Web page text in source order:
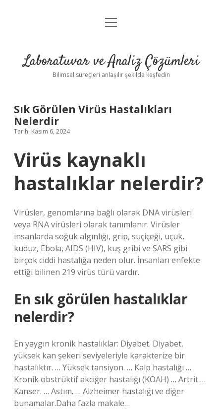
Anasayfa
Yasal Uyarı
menüyü
Laboratuvar ve Analiz Çözümleri
Bilimsel süreçleri anlaşılır şekilde keşfedin
Sık Görülen Virüs Hastalıkları
Nelerdir
Tarih: Kasım 6, 2024
Virüs kaynaklı
hastalıklar nelerdir?
Virüsler, genomlarına bağlı olarak DNA virüsleri
veya RNA virüsleri olarak tanımlanır. Virüsler
insanlarda soğuk algınlığı, grip, suçiçeği, uçuk,
kuduz, Ebola, AIDS (HIV), kuş gribi ve SARS gibi
birçok ciddi hastalığa neden olur. İnsanları enfekte
ettiği bilinen 219 virüs türü vardır.
En sık görülen hastalıklar
nelerdir?
En yaygın kronik hastalıklar: Diyabet. Diyabet,
yüksek kan şekeri seviyeleriyle karakterize bir
hastalıktır. … Yüksek tansiyon. … Kalp hastalığı …
Kronik obstrüktif akciğer hastalığı (KOAH) … Artrit …
Kanser. … Astım. … Alzheimer hastalığı ve diğer
bunamalar.Daha fazla makale…